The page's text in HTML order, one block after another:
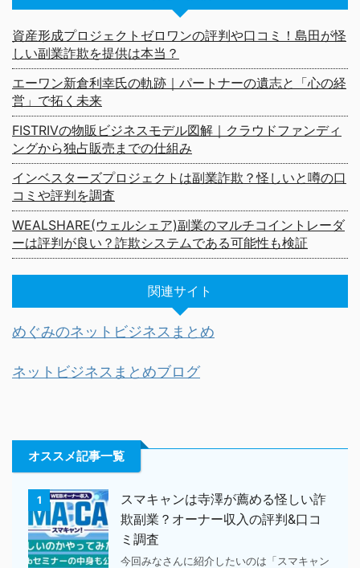
資産形成プロジェクトゼロワンの評判や口コミ！島田が怪
しい副業詐欺を提供は本当？
エーワン新倉利幸氏の軌跡｜パートナーの遺志と「心の経
営」で拓く未来
FISTRIVの物販ビジネスモデル図解｜クラウドファンディ
ングから独占販売までの仕組み
インベスターズプロジェクトは副業詐欺？怪しいと噂の口
コミや評判を調査
WEALSHARE(ウェルシェア)副業のマルチコイントレーダ
ーは評判が良い？詐欺システムである可能性も検証
関連サイト
めぐみのネットビジネスまとめ
ネットビジネスまとめブログ
オススメ記事一覧
1
スマキャンは寺澤が薦める怪しい詐
欺副業？オーナー収入の評判&口コ
ミ調査
今回みなさんに紹介したいのは「スマキャン